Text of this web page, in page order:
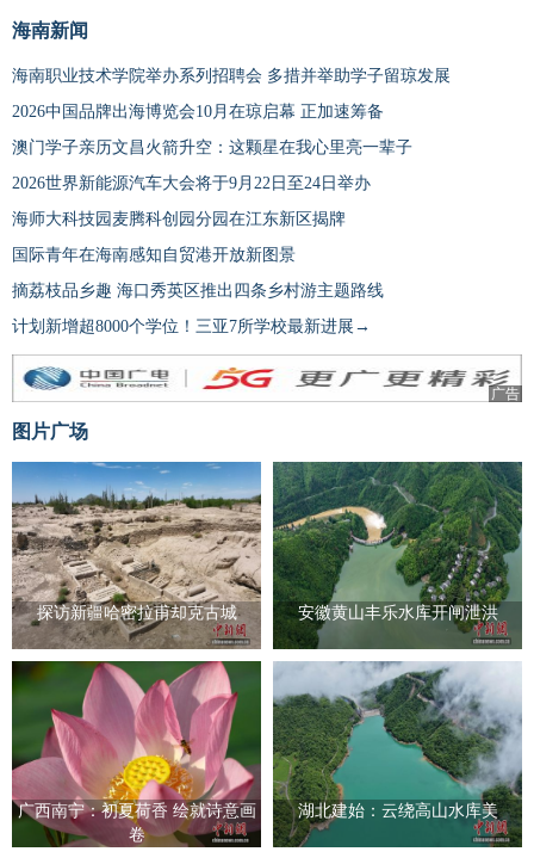
海南新闻
海南职业技术学院举办系列招聘会 多措并举助学子留琼发展
2026中国品牌出海博览会10月在琼启幕 正加速筹备
澳门学子亲历文昌火箭升空：这颗星在我心里亮一辈子
2026世界新能源汽车大会将于9月22日至24日举办
海师大科技园麦腾科创园分园在江东新区揭牌
国际青年在海南感知自贸港开放新图景
摘荔枝品乡趣 海口秀英区推出四条乡村游主题路线
计划新增超8000个学位！三亚7所学校最新进展→
广告
图片广场
探访新疆哈密拉甫却克古城 安徽黄山丰乐水库开闸泄洪
广西南宁：初夏荷香 绘就诗意画
卷
湖北建始：云绕高山水库美